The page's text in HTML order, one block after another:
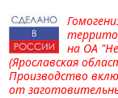
на ОА
(Ярославская
Производство
от